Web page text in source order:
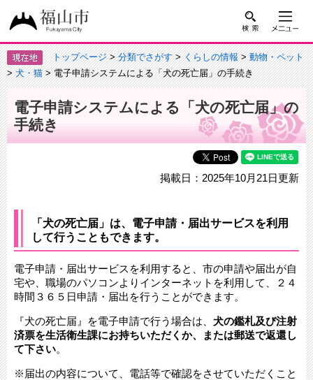
トップページ>分類でさがす>くらしの情報>動物・ペット
>犬・猫> 電子申請システムによる「犬の死亡届」の手続き
電子申請システムによる「犬の死亡届」の
手続き
掲載日：2025年10月21日更新
「犬の死亡届」は、電子申請・届出サービスを利用
して行うこともできます。
電子申請・届出サービスを利用すると、市の申請や届出が自
宅や、職場のパソコンよりインターネットを利用して、２４
時間３６５日申請・届出を行うことができます。
『犬の死亡届』を電子申請で行う場合は、 犬の鑑札及び注射
済票を生活衛生課にお持ちいただくか、または郵送で返還し
て下さい。
※届出の内容について、電話等で確認をさせていただくこと